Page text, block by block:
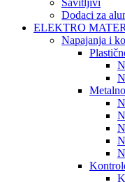
Savitljivi
Dodaci za
ELEKTRO
Napajanja i